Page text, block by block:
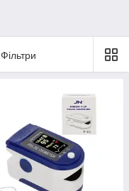
Фільтри